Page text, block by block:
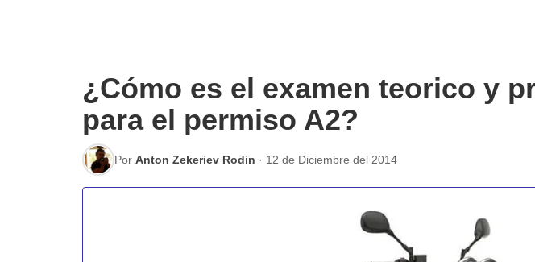
¿Cómo es el examen teorico y
para el permiso A2?
Por Anton Zekeriev Rodin · 12 de Diciembre del 2014